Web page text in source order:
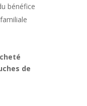
bénéfice
acheté
de